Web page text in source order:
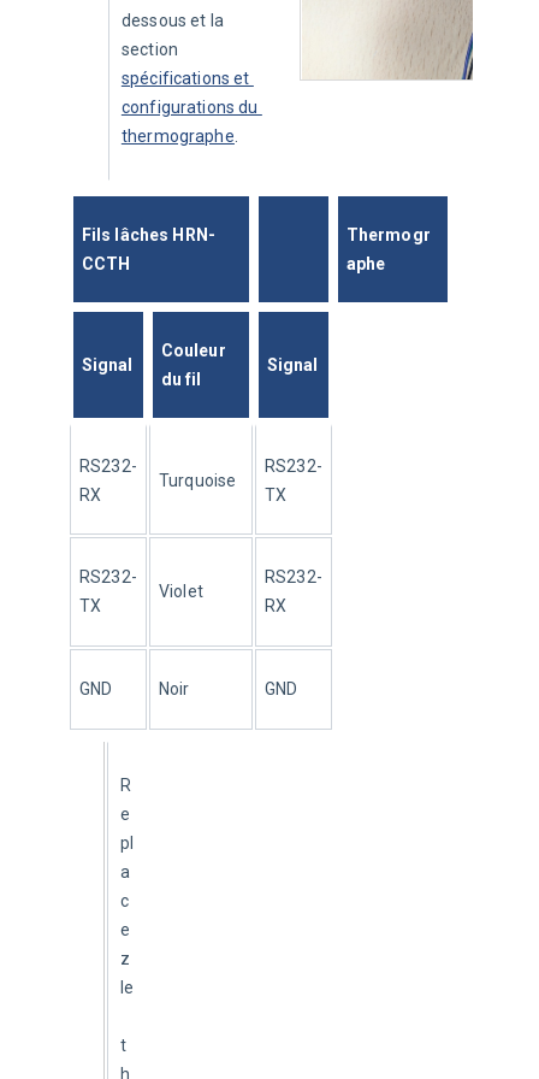
dessous et la
section
spécifications et
configurations du
thermographe.
Fils lâches HRN-
CCTH
Thermogr
aphe
Signal
Couleur
du fil
Signal
RS232-
RX
Turquoise
RS232-
TX
RS232-
TX
Violet
RS232-
RX
GND Noir GND
R
e
pl
a
c
e
z
le
t
h